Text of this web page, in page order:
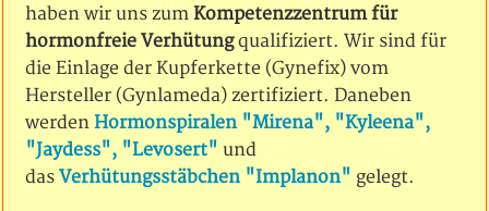
haben wir uns zumKompetenzzentrum für
hormonfreie Verhütungqualifiziert. Wir sind für
die Einlage der Kupferkette (Gynefix) vom
Hersteller (Gynlameda) zertifiziert. Daneben
werdenHormonspiralen "Mirena", "Kyleena",
"Jaydess", "Levosert" und
dasVerhütungsstäbchen "Implanon" gelegt.